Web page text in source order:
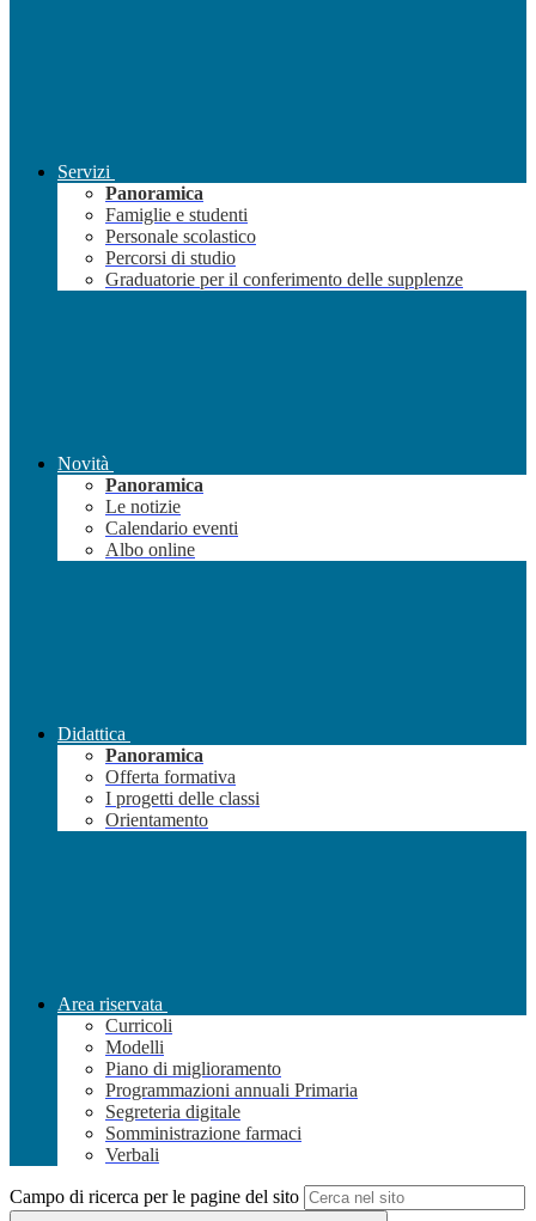
Servizi
Panoramica
Famiglie e studenti
Personale scolastico
Percorsi di studio
Graduatorie per il conferimento delle supplenze
Novità
Panoramica
Le notizie
Calendario eventi
Albo online
Didattica
Panoramica
Offerta formativa
I progetti delle classi
Orientamento
Area riservata
Curricoli
Modelli
Piano di miglioramento
Programmazioni annuali Primaria
Segreteria digitale
Somministrazione farmaci
Verbali
Campo di ricerca per le pagine del sito